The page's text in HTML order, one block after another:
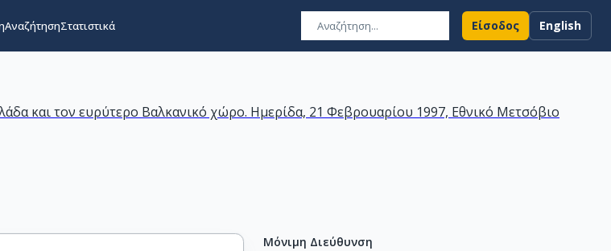
ΑναζήτησηΣτατιστικά Είσοδος English
και τον ευρύτερο Βαλκανικό χώρο. Ημερίδα, 21 Φεβρουαρίου 1997, Εθνικό Μετσόβιο
Μόνιμη Διεύθυνση